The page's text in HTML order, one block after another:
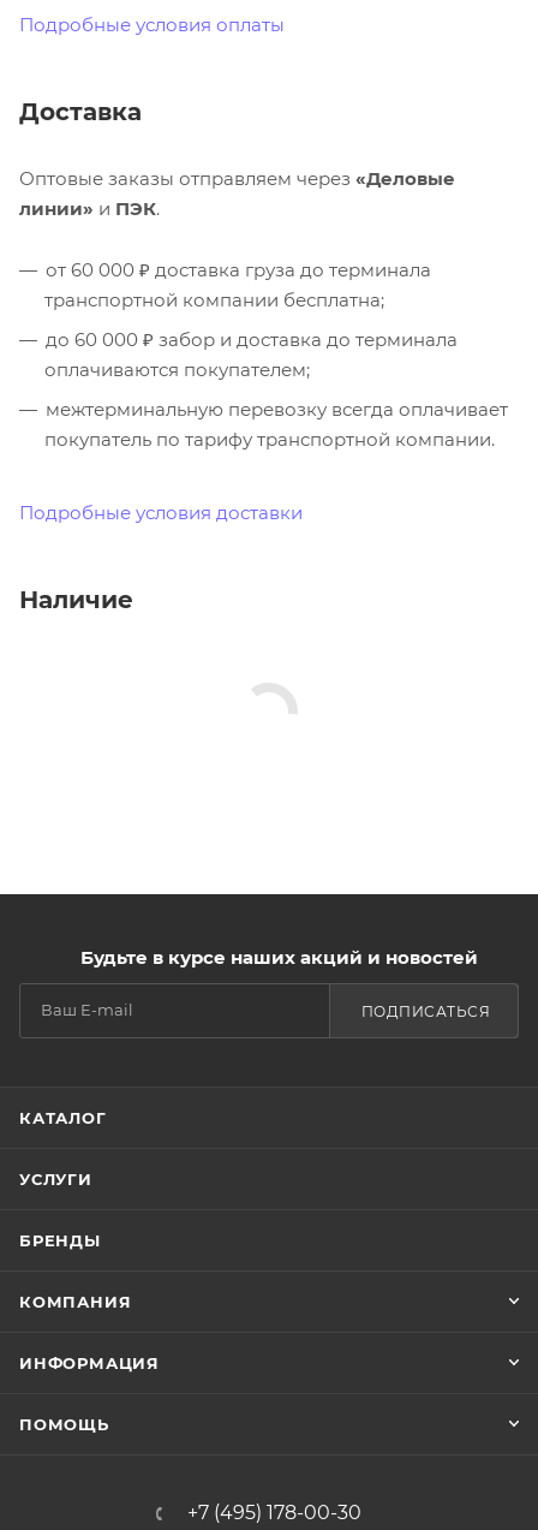
Подробные условия оплаты
Доставка
Оптовые заказы отправляем через «Деловые
линии» и ПЭК.
от 60 000 ₽ доставка груза до терминала
транспортной компании бесплатна;
до 60 000 ₽ забор и доставка до терминала
оплачиваются покупателем;
межтерминальную перевозку всегда оплачивает
покупатель по тарифу транспортной компании.
Подробные условия доставки
Наличие
Будьте в курсе наших акций и новостей
ПОДПИСАТЬСЯ
КАТАЛОГ
УСЛУГИ
БРЕНДЫ
КОМПАНИЯ
ИНФОРМАЦИЯ
ПОМОЩЬ
+7 (495) 178-00-30